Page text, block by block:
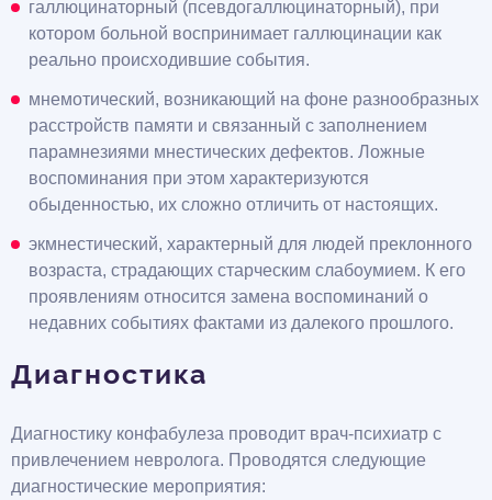
галлюцинаторный (псевдогаллюцинаторный), при
котором больной воспринимает галлюцинации как
реально происходившие события.
мнемотический, возникающий на фоне разнообразных
расстройств памяти и связанный с заполнением
парамнезиями мнестических дефектов. Ложные
воспоминания при этом характеризуются
обыденностью, их сложно отличить от настоящих.
экмнестический, характерный для людей преклонного
возраста, страдающих старческим слабоумием. К его
проявлениям относится замена воспоминаний о
недавних событиях фактами из далекого прошлого.
Диагностика
Диагностику конфабулеза проводит врач-психиатр с
привлечением невролога. Проводятся следующие
диагностические мероприятия: